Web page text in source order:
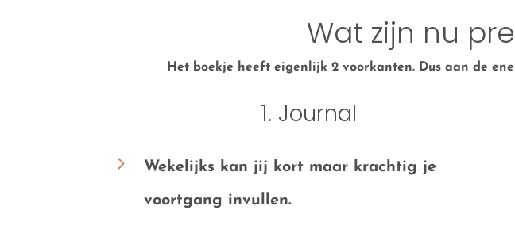
Wat zijn nu
Het boekje heeft eigenlijk 2 voorkanten. Dus aan de
1. Journal
5 Wekelijks kan jij kort maar krachtig je
voortgang invullen.